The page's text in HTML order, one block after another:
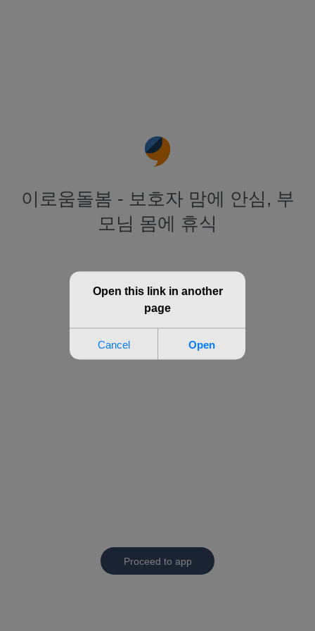
이로움돌봄 - 보호자 맘에 안심, 부
모님 몸에 휴식
Proceed to app